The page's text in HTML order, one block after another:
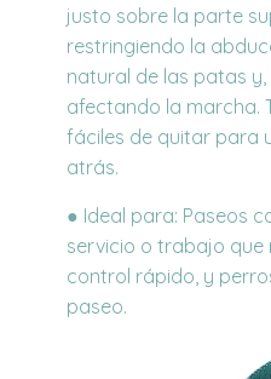
justo sobre la parte
restringiendo la
natural de las patas
afectando la marcha.
fáciles de quitar para
atrás.
● Ideal para: Paseos
servicio o trabajo que
control rápido, y
paseo.